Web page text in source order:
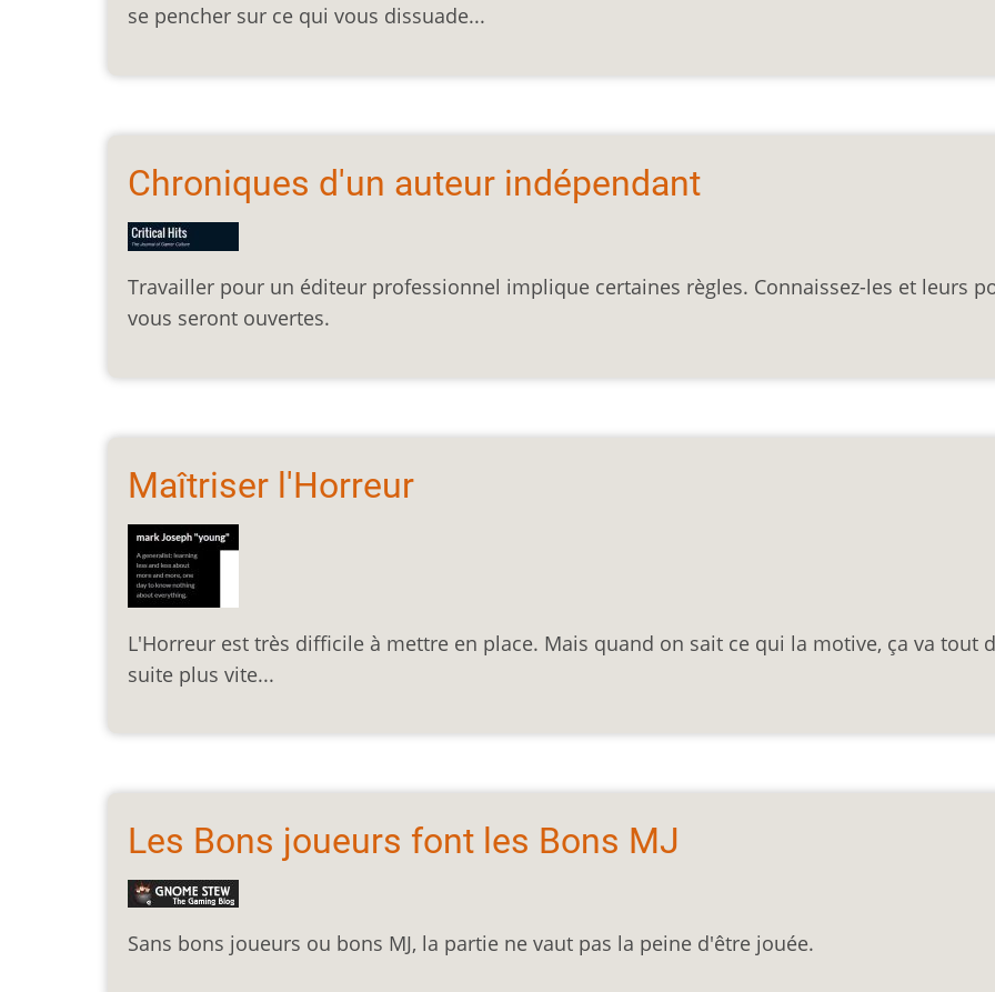
se pencher sur ce qui vous dissuade...
Chroniques d'un auteur indépendant
Travailler pour un éditeur professionnel implique certaines règles. Connaissez-les et leurs
vous seront ouvertes.
Maîtriser l'Horreur
L'Horreur est très difficile à mettre en place. Mais quand on sait ce qui la motive, ça va tout
suite plus vite...
Les Bons joueurs font les Bons MJ
Sans bons joueurs ou bons MJ, la partie ne vaut pas la peine d'être jouée.